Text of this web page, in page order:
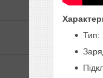
Тип: